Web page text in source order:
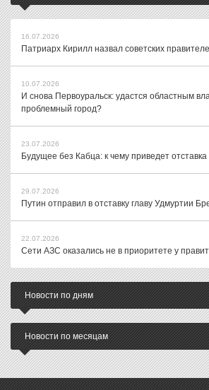
16.07.2026
Патриарх Кирилл назвал советских
10.07.2026
И снова Первоуральск: удастся областным
проблемный город?
23.07.2026
Будущее без Кабца: к чему приведет
29.07.2026
Путин отправил в отставку главу Удмуртии
22.07.2026
Сети АЗС оказались не в приоритете у
Новости по дням
Новости по месяцам